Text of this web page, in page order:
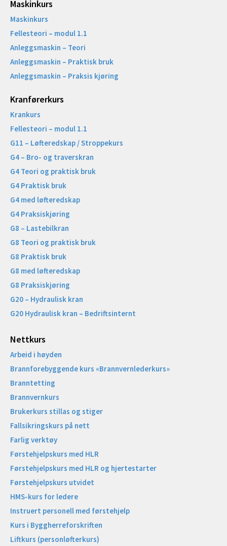
Maskinkurs
Maskinkurs
Fellesteori – modul 1.1
Anleggsmaskin – Teori
Anleggsmaskin – Praktisk bruk
Anleggsmaskin – Praksis kjøring
Kranførerkurs
Krankurs
Fellesteori – modul 1.1
G11 – Løfteredskap / Stroppekurs
G4 – Bro- og traverskran
G4 Teori og praktisk bruk
G4 Praktisk bruk
G4 med løfteredskap
G4 Praksiskjøring
G8 – Lastebilkran
G8 Teori og praktisk bruk
G8 Praktisk bruk
G8 med løfteredskap
G8 Praksiskjøring
G20 – Hydraulisk kran
G20 Hydraulisk kran – Bedriftsinternt
Nettkurs
Arbeid i høyden
Brannforebyggende kurs «Brannvernlederkurs»
Branntetting
Brannvernkurs
Brukerkurs stillas og stiger
Fallsikringskurs på nett
Farlig verktøy
Førstehjelpskurs med HLR
Førstehjelpskurs med HLR og hjertestarter
Førstehjelpskurs utvidet
HMS-kurs for ledere
Instruert personell med førstehjelp
Kurs i Byggherreforskriften
Liftkurs (personløfterkurs)